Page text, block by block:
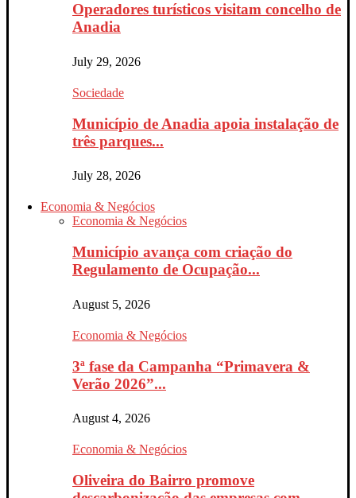
Operadores turísticos visitam concelho de
Anadia
July 29, 2026
Sociedade
Município de Anadia apoia instalação de
três parques...
July 28, 2026
Economia & Negócios
Economia & Negócios
Município avança com criação do
Regulamento de Ocupação...
August 5, 2026
Economia & Negócios
3ª fase da Campanha “Primavera &
Verão 2026”...
August 4, 2026
Economia & Negócios
Oliveira do Bairro promove